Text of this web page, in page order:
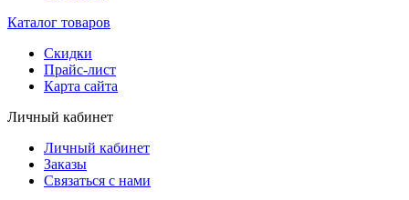
Каталог товаров
Скидки
Прайс-лист
Карта сайта
Личный кабинет
Личный кабинет
Заказы
Связаться с нами